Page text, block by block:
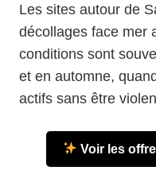
Les sites autour de
décollages face mer
conditions sont
et en automne,
actifs sans être
Voir les